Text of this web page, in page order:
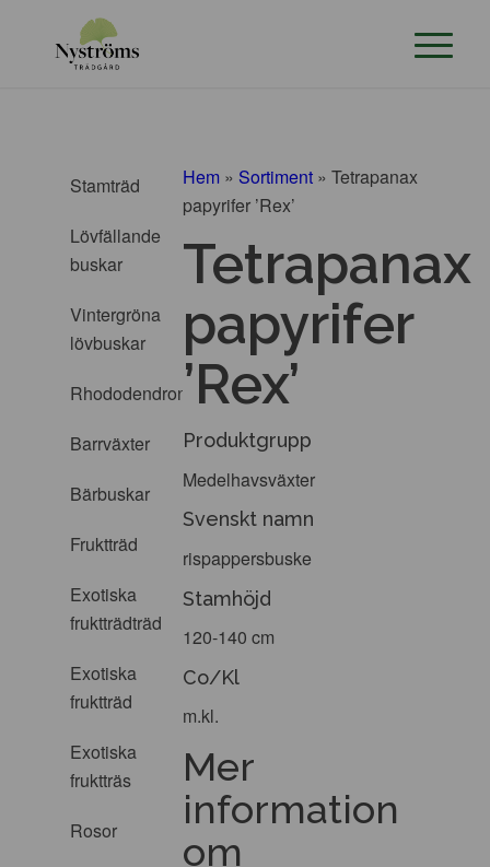
Stamträd
Lövfällande
buskar
Vintergröna
lövbuskar
Rhododendron
Barrväxter
Bärbuskar
Fruktträd
Exotiska
fruktträdträd
Exotiska
fruktträd
Exotiska
fruktträs
Rosor
Hem » Sortiment »Tetrapanax
papyrifer ’Rex’
Tetrapanax
papyrifer
’Rex’
Produktgrupp
Medelhavsväxter
Svenskt namn
rispappersbuske
Stamhöjd
120-140 cm
Co/Kl
m.kl.
Mer
information
om